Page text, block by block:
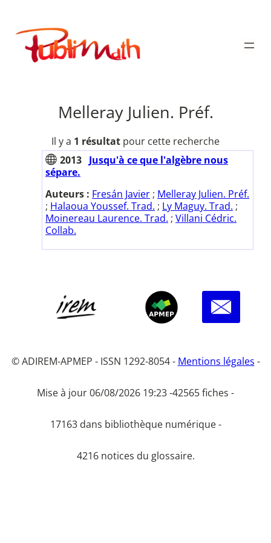
contenu
Publimath
Melleray Julien. Préf.
Il y a 1 résultat pour cette recherche
2013 Jusqu'à ce que l'algèbre nous
sépare.
Auteurs : Fresán Javier ; Melleray Julien. Préf.
; Halaoua Youssef. Trad. ; Ly Maguy. Trad. ;
Moinereau Laurence. Trad. ; Villani Cédric.
Collab.
© ADIREM-APMEP - ISSN 1292-8054 - Mentions légales -
Mise à jour 06/08/2026 19:23 -42565 fiches -
17163 dans bibliothèque numérique -
4216 notices du glossaire.